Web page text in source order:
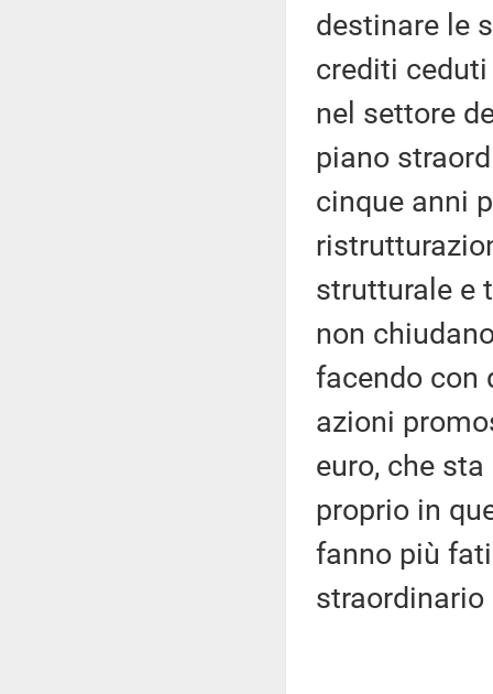
destinare le
crediti
nel settore
piano
cinque anni
strutturale e
non
facendo con
azioni
euro, che
proprio in
fanno più
straordinario